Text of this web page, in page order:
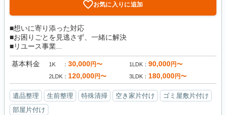
お気に入りに追加
■想いに寄り添った対応
■お困りごとを見逃さず、一緒に解決
■リユース事業...
基本料金 1K 30,000円〜 1LDK 90,000円〜
2LDK 120,000円〜 3LDK 180,000円〜
遺品整理 生前整理 特殊清掃 空き家片付け
ゴミ屋敷片付け
部屋片付け